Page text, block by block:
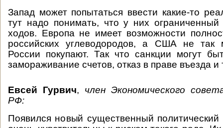
Запад может попытаться ввести какие-то
тут надо понимать, что у них
ходов. Европа не имеет возможности
российских углеводородов, а США не так
России покупают. Так что санкции могут
замораживание счетов, отказ в праве въезда и
Евсей Гурвич, член Экономического
РФ:
Появился новый существенный